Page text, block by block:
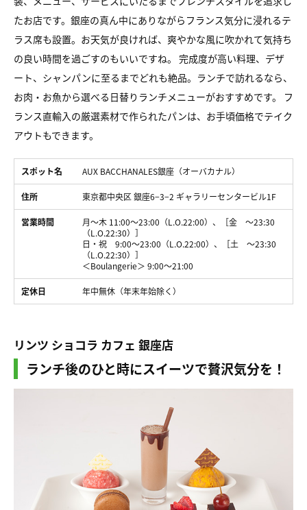
たお店です。銀座の真ん中にありながらフランス気分に浸れるテ
ラス席も設置。お天気が良ければ、爽やかな風に吹かれて気持ち
の良い時間を過ごすのもいいですね。 完成度が高い料理、デザ
ート、シャンパンに至るまでどれも絶品。ランチで訪れるなら、
お肉・お魚から選べる日替りランチメニューがおすすめです。 フ
ランス直輸入の厳選素材で作られたパンは、お手頃価格でテイク
アウトもできます。
スポット名 AUX BACCHANALES銀座（オーバカナル）
住所 東京都中央区 銀座6−3−2 ギャラリーセンタービル1F
営業時間
月～木 11:00～23:00（L.O.22:00）、［金 ～23:30
（L.O.22:30）］
日・祝 9:00～23:00（L.O.22:00）、［土 ～23:30
（L.O.22:30）］
＜Boulangerie＞ 9:00～21:00
定休日 年中無休（年末年始除く）
リンツ ショコラ カフェ 銀座店
ランチ後のひと時にスイーツで贅沢気分を！